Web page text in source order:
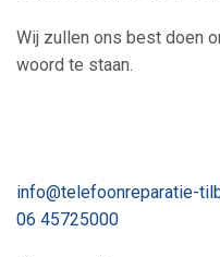
Wij zullen ons best doen
woord te staan.
info@telefoonreparatie-
06 45725000